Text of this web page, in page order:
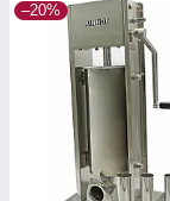
–20%